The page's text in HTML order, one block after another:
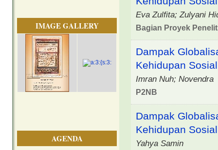
IMAGE GALLERY
AGENDA
Eva Zulfita; Zulyani
Bagian Proyek
Dampak
Kehidupan
Imran Nuh; Novendra
P2NB
Dampak
Kehidupan
Yahya Samin